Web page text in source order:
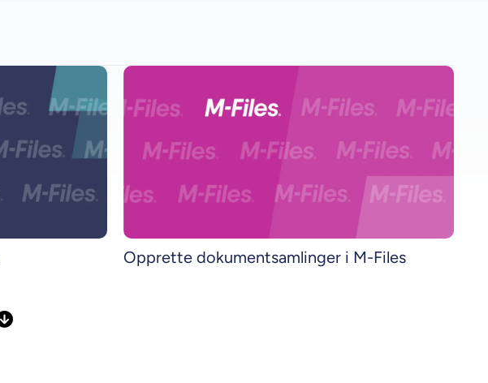
Opprette dokumentsamlinger i M-Files